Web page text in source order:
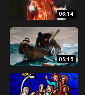
06:14
05:15